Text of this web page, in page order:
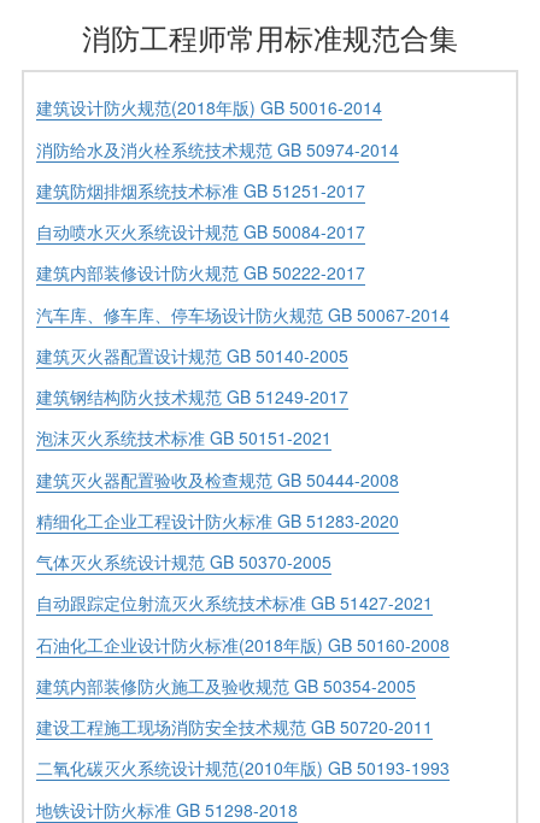
消防工程师常用标准规范合集
建筑设计防火规范(2018年版) GB 50016-2014
消防给水及消火栓系统技术规范 GB 50974-2014
建筑防烟排烟系统技术标准 GB 51251-2017
自动喷水灭火系统设计规范 GB 50084-2017
建筑内部装修设计防火规范 GB 50222-2017
汽车库、修车库、停车场设计防火规范 GB 50067-2014
建筑灭火器配置设计规范 GB 50140-2005
建筑钢结构防火技术规范 GB 51249-2017
泡沫灭火系统技术标准 GB 50151-2021
建筑灭火器配置验收及检查规范 GB 50444-2008
精细化工企业工程设计防火标准 GB 51283-2020
气体灭火系统设计规范 GB 50370-2005
自动跟踪定位射流灭火系统技术标准 GB 51427-2021
石油化工企业设计防火标准(2018年版) GB 50160-2008
建筑内部装修防火施工及验收规范 GB 50354-2005
建设工程施工现场消防安全技术规范 GB 50720-2011
二氧化碳灭火系统设计规范(2010年版) GB 50193-1993
地铁设计防火标准 GB 51298-2018